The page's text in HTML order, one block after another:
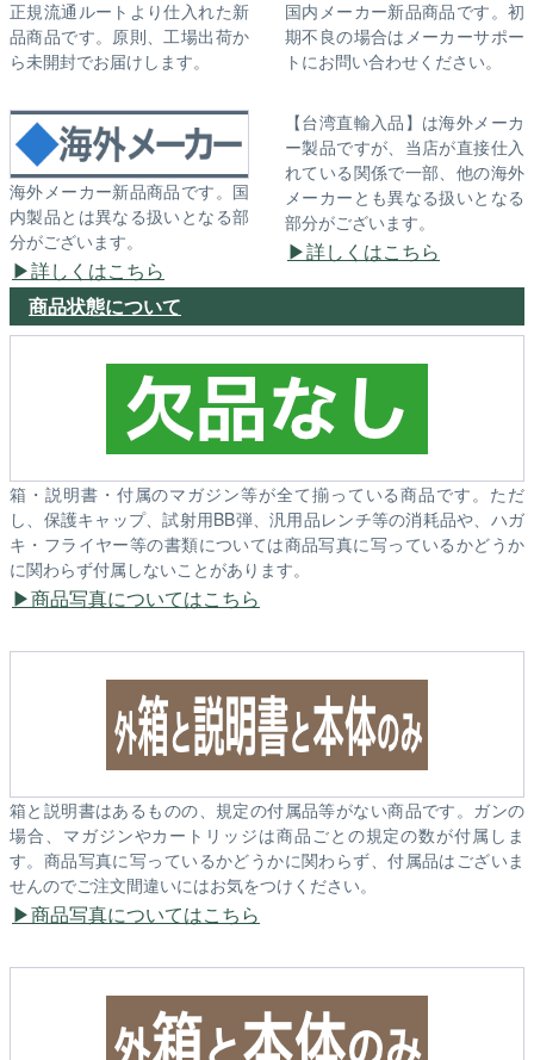
正規流通ルートより仕入れた新
品商品です。原則、工場出荷か
ら未開封でお届けします。
国内メーカー新品商品です。初
期不良の場合はメーカーサポー
トにお問い合わせください。
海外メーカー新品商品です。国
内製品とは異なる扱いとなる部
分がございます。
詳しくはこちら
【台湾直輸入品】は海外メーカ
ー製品ですが、当店が直接仕入
れている関係で一部、他の海外
メーカーとも異なる扱いとなる
部分がございます。
詳しくはこちら
商品状態について
箱・説明書・付属のマガジン等が全て揃っている商品です。ただ
し、保護キャップ、試射用BB弾、汎用品レンチ等の消耗品や、ハガ
キ・フライヤー等の書類については商品写真に写っているかどうか
に関わらず付属しないことがあります。
商品写真についてはこちら
箱と説明書はあるものの、規定の付属品等がない商品です。ガンの
場合、マガジンやカートリッジは商品ごとの規定の数が付属しま
す。商品写真に写っているかどうかに関わらず、付属品はございま
せんのでご注文間違いにはお気をつけください。
商品写真についてはこちら